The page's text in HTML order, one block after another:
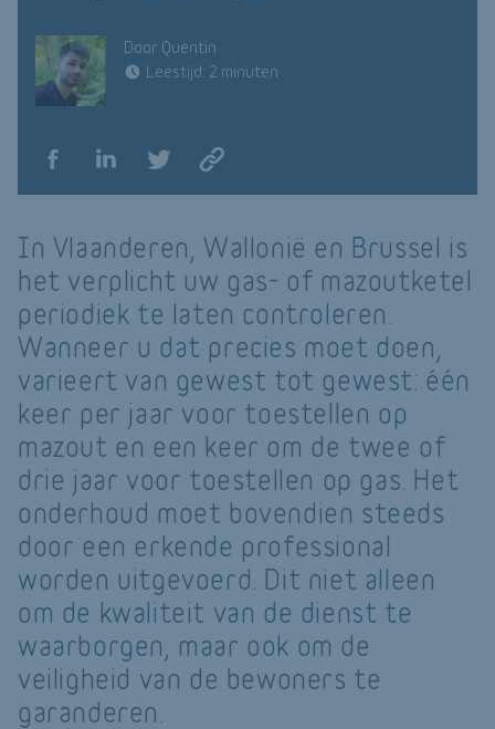
Door Quentin
Leestijd: 2 minuten
In Vlaanderen, Wallonië en Brussel is
het verplicht uw gas- of mazoutketel
periodiek te laten controleren.
Wanneer u dat precies moet doen,
varieert van gewest tot gewest: één
keer per jaar voor toestellen op
mazout en een keer om de twee of
drie jaar voor toestellen op gas. Het
onderhoud moet bovendien steeds
door een erkende professional
worden uitgevoerd. Dit niet alleen
om de kwaliteit van de dienst te
waarborgen, maar ook om de
veiligheid van de bewoners te
garanderen.